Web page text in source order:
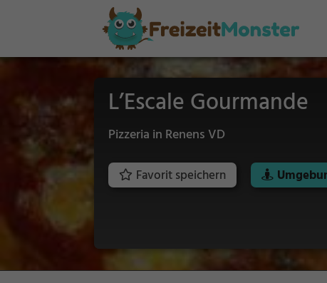
L’Escale Gourmande
Pizzeria in Renens VD
Favorit speichern